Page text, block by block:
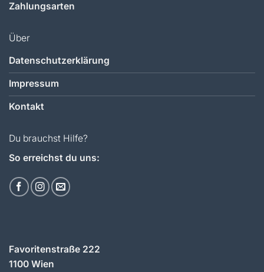
Zahlungsarten
Über
Datenschutzerklärung
Impressum
Kontakt
Du brauchst Hilfe?
So erreichst du uns:
Favoritenstraße 222
1100 Wien